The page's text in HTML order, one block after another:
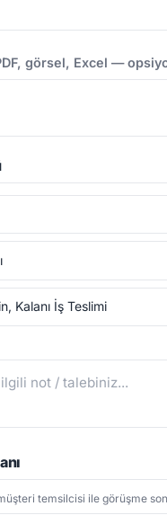
görsel, Excel —
Kalanı İş Teslimi
temsilcisi ile görüşme